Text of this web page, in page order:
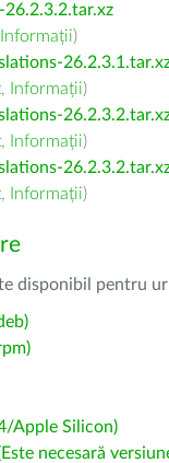
26.2.3.2.tar.xz
Informații)
, Informații)
, Informații)
, Informații)
disponibil pentru
Apple Silicon)
necesară